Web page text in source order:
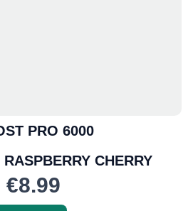
PRO 6000
CHERRY
€8.99